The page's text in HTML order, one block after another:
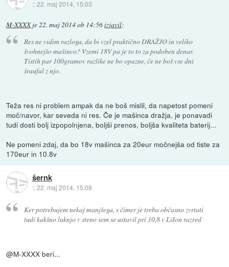
::22. maj 2014, 15:03
M-XXXXje22. maj 2014 ob 14:56izjavil:
Res ne vidim razloga, da bi vzel praktično DRAŽJO in veliko
švohnejšo mašinco? Vzemi 18V pa je to to za podoben denar.
Tistih par 100gramov razlike ne bo opazne, če ne boš vse dni
šraufal z njo.
Teža res ni problem ampak da ne boš mislil, da napetost pomeni
moč/navor, kar seveda ni res. Če je mašinca dražja, je ponavadi
tudi dosti bolj izpopolnjena, boljši prenos, boljša kvaliteta baterij...
Ne pomeni zdaj, da bo 18v mašinca za 20eur močnejša od tiste za
170eur in 10.8v
šernk
::22. maj 2014, 15:08
Ker potrebujem nekaj manjšega, s čimer je treba občasno zvrtati
tudi kakšno luknjo v steno sem se ustavil pri 10,8 v LiIon razred
@M-XXXX beri...